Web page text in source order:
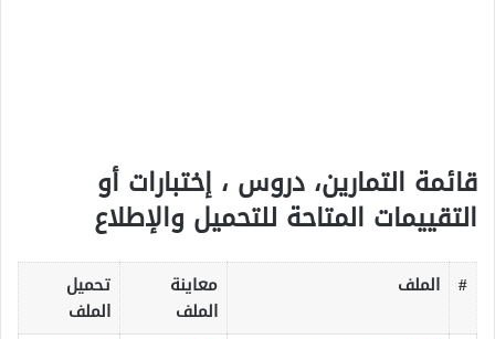
قائمة التمارين، دروس ، إختبارات أو
التقييمات المتاحة للتحميل والإطلاع
# الملف
معاينة
الملف
تحميل
الملف